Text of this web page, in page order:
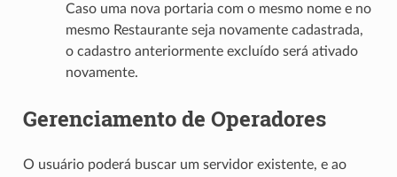
Caso uma nova portaria com o mesmo nome e no
mesmo Restaurante seja novamente cadastrada,
o cadastro anteriormente excluído será ativado
novamente.
Gerenciamento de Operadores
O usuário poderá buscar um servidor existente, e ao